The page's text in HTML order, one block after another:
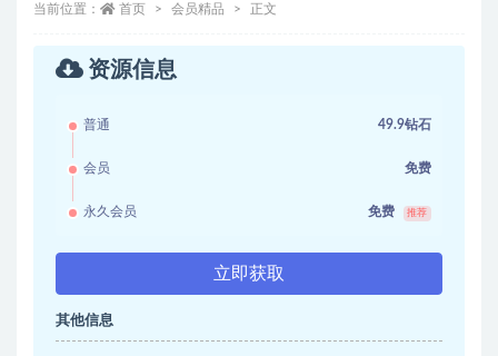
当前位置： 首页 会员精品 正文
资源信息
普通 49.9钻石
会员 免费
永久会员 免费 推荐
立即获取
其他信息